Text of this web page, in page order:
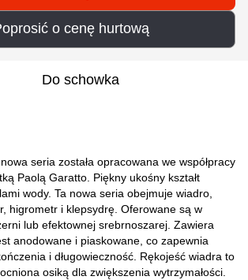
o cenę hurtową
Do schowka
seria została opracowana we współpracy
Paolą Garatto. Piękny ukośny kształt
wody. Ta nowa seria obejmuje wiadro,
higrometr i klepsydrę. Oferowane są w
lub efektownej srebrnoszarej. Zawiera
anodowane i piaskowane, co zapewnia
i długowieczność. Rękojeść wiadra to
osiką dla zwiększenia wytrzymałości.